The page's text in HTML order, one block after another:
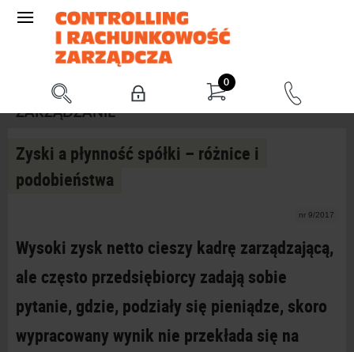
0
ZARZĄDZANIE
Zyski a płynność spółki – różnice i
podobieństwa
nr 9/2017
Wysoki zysk netto cieszy kadrę zarządzającą,
ale często przedsiębiorcy zadają sobie
pytanie, gdzie, podziały się pieniądze, skoro
wypracowany wynik nie przekłada się na